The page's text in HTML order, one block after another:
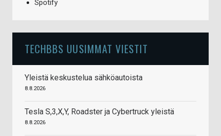
Spotify
TECHBBS UUSIMMAT VIESTIT
Yleistä keskustelua sähköautoista
8.8.2026
Tesla S,3,X,Y, Roadster ja Cybertruck yleistä
8.8.2026